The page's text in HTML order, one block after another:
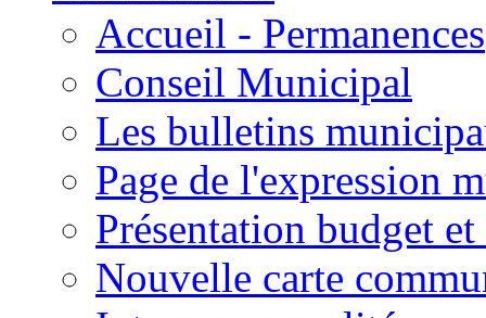
Accueil - Permanences
Conseil Municipal
Les bulletins
Page de l'expression
Présentation budget
Nouvelle carte